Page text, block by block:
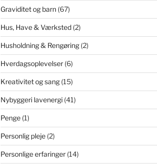
Graviditet og barn(67)
Hus, Have & Værksted(2)
Husholdning & Rengøring(2)
Hverdagsoplevelser(6)
Kreativitet og sang(15)
Nybyggeri lavenergi(41)
Penge(1)
Personlig pleje(2)
Personlige erfaringer(14)